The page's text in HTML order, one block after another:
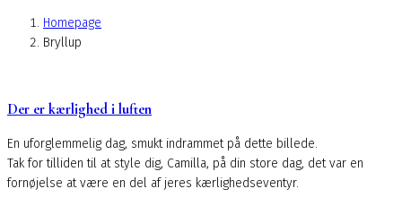
Homepage
Bryllup
Der er kærlighed i luften
En uforglemmelig dag, smukt indrammet på dette billede.
Tak for tilliden til at style dig, Camilla, på din store dag, det var en
fornøjelse at være en del af jeres kærlighedseventyr.